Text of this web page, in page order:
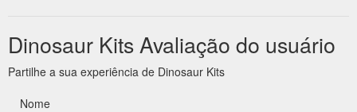
Dinosaur Kits Avaliação do usuário
Partilhe a sua experiência de Dinosaur Kits
Nome